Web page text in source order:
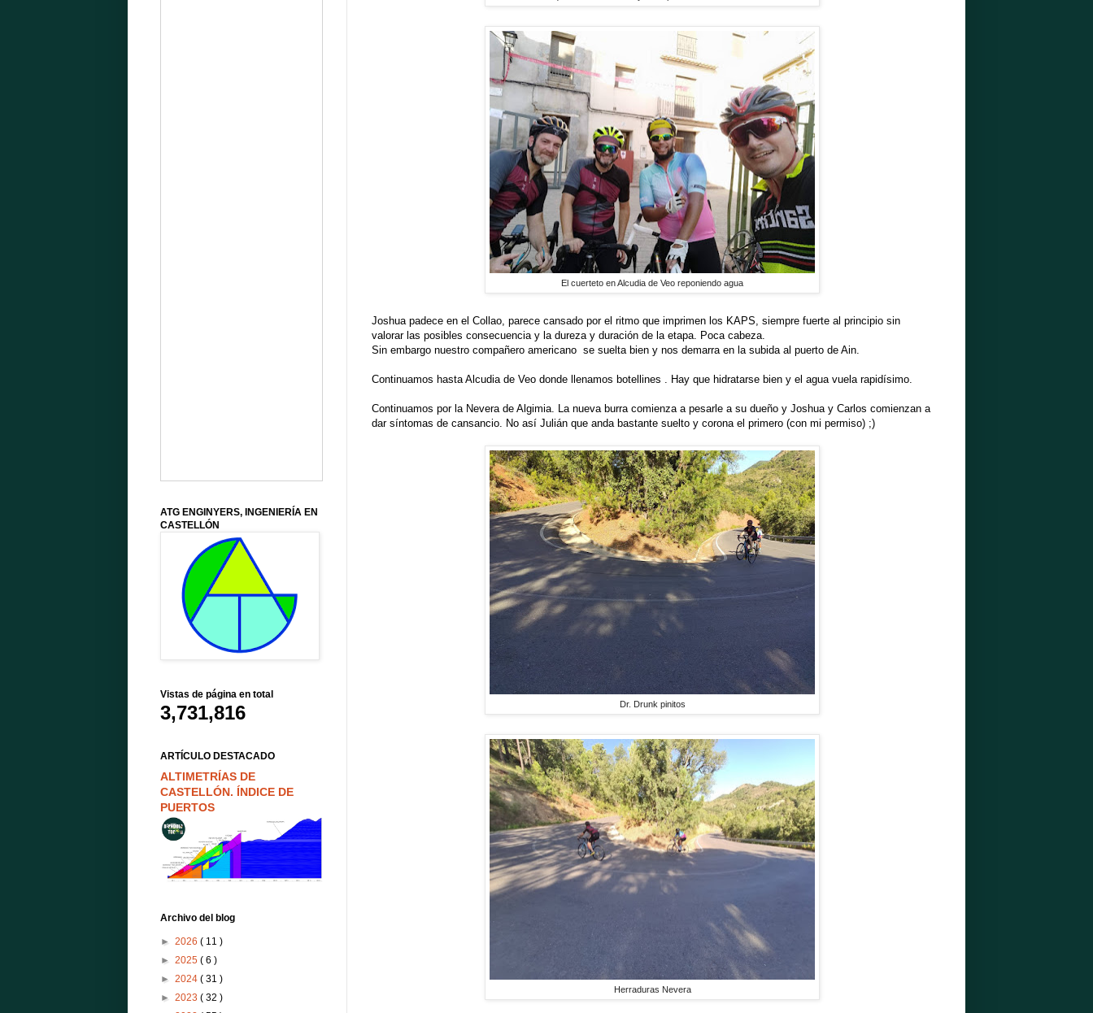
El cuerteto en Alcudia de Veo reponiendo agua
Joshua padece en el Collao, parece cansado por el ritmo que imprimen los KAPS, siempre fuerte al principio sin
valorar las posibles consecuencia y la dureza y duración de la etapa. Poca cabeza.
Sin embargo nuestro compañero americano se suelta bien y nos demarra en la subida al puerto de Ain.
Continuamos hasta Alcudia de Veo donde llenamos botellines . Hay que hidratarse bien y el agua vuela rapidísimo.
Continuamos por la Nevera de Algimia. La nueva burra comienza a pesarle a su dueño y Joshua y Carlos comienzan a
dar síntomas de cansancio. No así Julián que anda bastante suelto y corona el primero (con mi permiso) ;)
Dr. Drunk pinitos
Herraduras Nevera
ATG ENGINYERS, INGENIERÍA EN
CASTELLÓN
Vistas de página en total
3,731,816
ARTÍCULO DESTACADO
ALTIMETRÍAS DE
CASTELLÓN. ÍNDICE DE
PUERTOS
Archivo del blog
► 2026 ( 11 )
► 2025 ( 6 )
► 2024 ( 31 )
► 2023 ( 32 )